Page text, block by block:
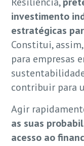
investimento
estratégicas
Constitui,
para empresas
contribuir para
Agir
as suas
acesso ao